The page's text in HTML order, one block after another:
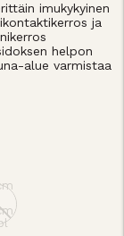
imukykyinen
ja
helpon
alue varmistaa